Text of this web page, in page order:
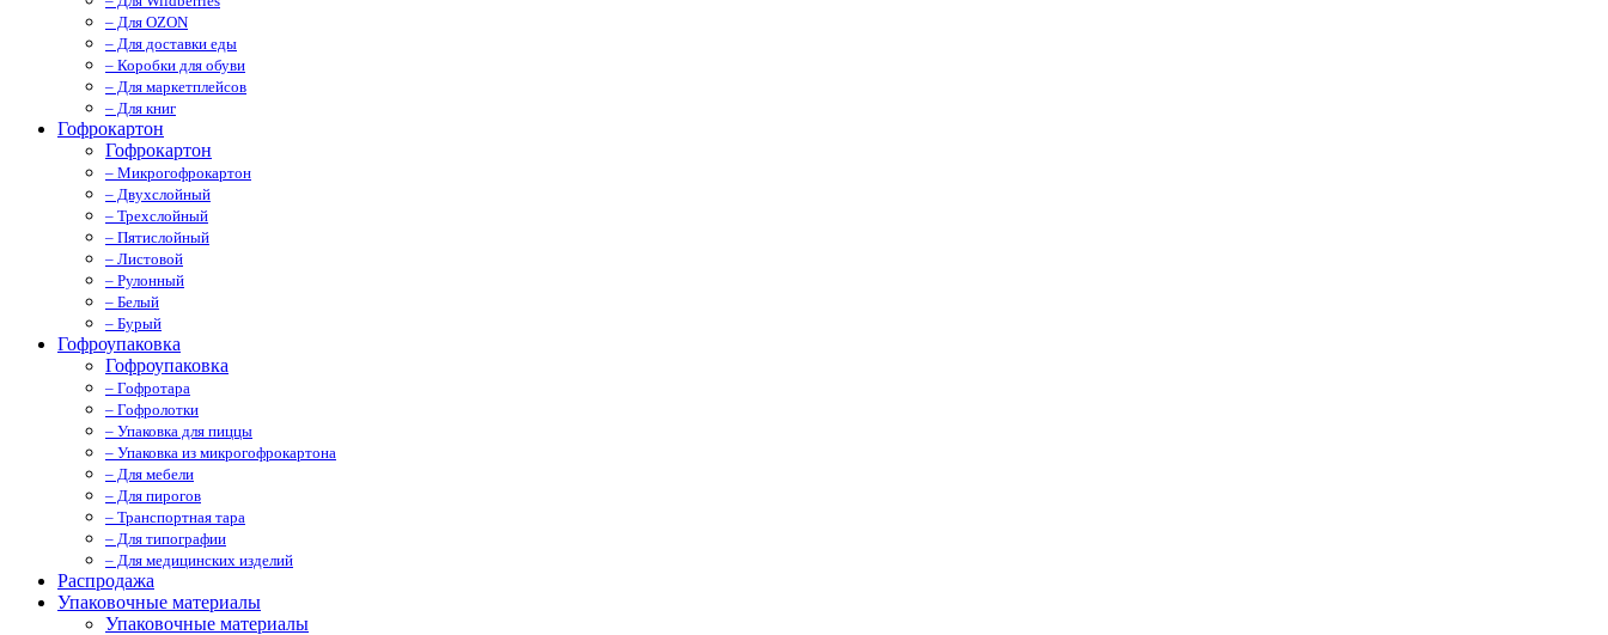
– Для OZON
– Для доставки еды
– Коробки для обуви
– Для маркетплейсов
– Для книг
Гофрокартон
Гофрокартон
– Микрогофрокартон
– Двухслойный
– Трехслойный
– Пятислойный
– Листовой
– Рулонный
– Белый
– Бурый
Гофроупаковка
Гофроупаковка
– Гофротара
– Гофролотки
– Упаковка для пиццы
– Упаковка из микрогофрокартона
– Для мебели
– Для пирогов
– Транспортная тара
– Для типографии
– Для медицинских изделий
Распродажа
Упаковочные материалы
Упаковочные материалы